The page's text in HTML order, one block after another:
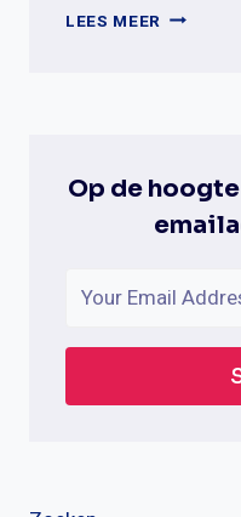
LEES MEER WAT
Op de